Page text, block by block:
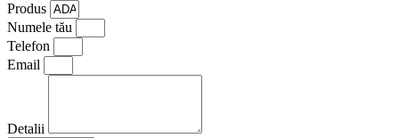
Produs
Numele tău
Telefon
Email
Detalii